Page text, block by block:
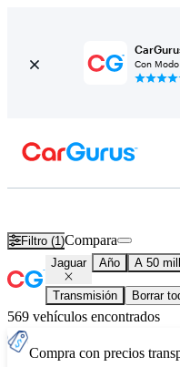
Con
Filtro (1)Compara
Jaguar Año A 50
Transmisión Borrar
569 vehículos encontrados
Compra con precios